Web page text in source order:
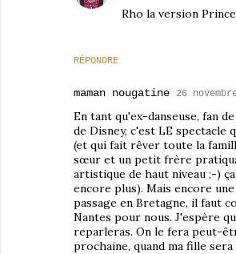
RÉPONDRE
Rho la version
maman nougatine 26
En tant qu'ex-danseuse, fan
de Disney, c'est LE spectacle
(et qui fait rêver toute la
sœur et un petit frère
artistique de haut niveau ;-)
encore plus). Mais encore
passage en Bretagne, il faut
Nantes pour nous. J'espère
reparleras. On le fera peut-
prochaine, quand ma fille